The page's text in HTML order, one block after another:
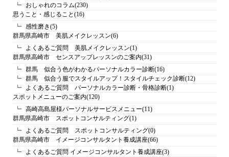
おしゃれのコラム(230)
思うこと・感じること(16)
感性磨き(5)
群馬県高崎市 美肌メイクレッスン(6)
よくあるご質問 美肌メイクレッスン(1)
群馬県高崎市 センスアップレッスンのご案内(31)
群馬 似合う色がわかるパーソナルカラー診断(16)
群馬 似合う服でスタイルアップ！スタイルチェック診断(12)
よくあるご質問 パーソナルカラー診断・骨格診断(1)
スポットメニューのご案内(120)
高崎高島屋様パーソナルサービスメニュー(11)
群馬県高崎市 スポットコンサルティング(1)
よくあるご質問 スポットコンサルティング(0)
群馬県高崎市 イメージコンサルタント養成講座(66)
よくあるご質問 イメージコンサルタント養成講座(3)